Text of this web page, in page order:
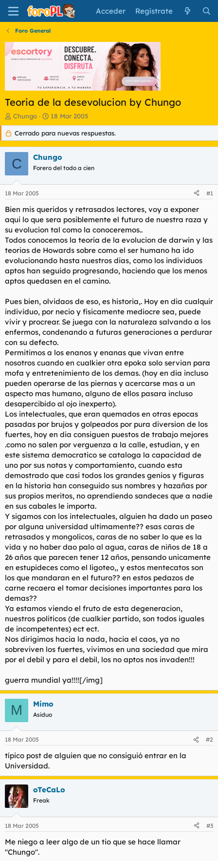
Acceder Regístrate
Foro General
Teoria de la desevolucion by Chungo
I
n
c
i
a
d
o
r
d
l
t
e
m
Chungo
F
e
c
h
d
e
n
i
o
18 Mar 2005
Cerrado para nuevas respuestas.
C Chungo
Forero del todo a cien
18 Mar 2005 #1
Bien mis queridos y retrasados lectores, voy a exponer
aqui lo que sera posiblemente el futuro de nuestra raza y
su evolucion tal como la conoceremos..
Todos conocemos la teoria de la evolucion de darwin y las
teorias de Howards sobre como el ser humano ha ido
evolucionando hasta nuestros dias, como los individuos
aptos han seguido progresando, haciendo que los menos
aptos quedasen en el camino.
Pues bien, olvidaos de eso, es historia,. Hoy en dia cualquir
individuo, por necio y fisicamente mediocre sea, puede
vivir y procrear. Se juega con la naturaleza salvando a los
enfermos, condenando a futuras generaciones a perdurar
con su defecto.
Permitimos a los enanos y enanas que vivan entre
nosotros cuando en cualkier otra epoka solo servian para
mofa y entretenimiento de los demas. (hoy en dia incluso
pueden operarse de las piernas y acercarse mas a un
aspecto mas humano, alguno de ellos pasara incluso
desapercibido al ojo inexperto).
Los intelectuales, que eran quemados en otras epocas
pasadas por brujos y golpeados por pura diversion de los
fuertes, hoy en dia consiguen puestos de trabajo mejores
.como no salen por verguenza a la calle, estudian, y en
este sistema democratico se cataloga la capacidad de
uno por sus notas y comportamiento, cuando esta
demostrado que casi todos los grandes genios y figuras
en la historia han conseguido sus nombres y hazañas por
sus propios meritos, no aprendiendo sandeces que a nadie
en sus cabales le importa.
Y sigamos con los intelectuales, alguien ha dado un paseo
por alguna universidad ultimamente?? esas caras de
retrasados y mongolicos, caras de no saber lo que es la
vida y no haber dao palo al agua, caras de niños de 18 a
26 años que parecen tener 12 años, pensando unicamente
en estupideces como el ligoteo,, y estos mentecatos son
los que mandaran en el futuro?? en estos pedazos de
carne recaera el tomar decisiones importantes para los
demas??
Ya estamos viendo el fruto de esta degeneracion,
nuestros politicos (de cualkier partido, son todos iguales
de incompetentes) ect ect.
Nos dirigimos hacia la nada, hacia el caos, ya no
sobreviven los fuertes, vivimos en una sociedad que mira
por el debil y para el debil, los no aptos nos invaden!!!
guerra mundial ya!!!![/img]
M Mimo
Asiduo
18 Mar 2005 #2
típico post de alguien que no consiguió entrar en la
Universidad.
oTeCaLo
Freak
18 Mar 2005 #3
Me niego a leer algo de un tio que se hace llamar
"Chungo".